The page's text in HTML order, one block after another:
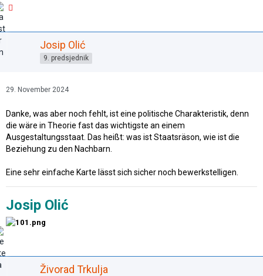
Josip Olić
9. predsjednik
29. November 2024
Danke, was aber noch fehlt, ist eine politische Charakteristik, denn
die wäre in Theorie fast das wichtigste an einem
Ausgestaltungsstaat. Das heißt: was ist Staatsräson, wie ist die
Beziehung zu den Nachbarn.
Eine sehr einfache Karte lässt sich sicher noch bewerkstelligen.
Josip Olić
Živorad Trkulja